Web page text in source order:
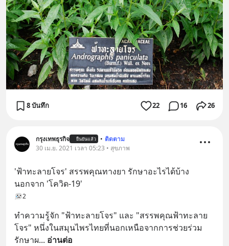
8 บันทึก 22 16 26
กรุงเทพธุรกิจ ยืนยันแล้ว • ติดตาม
30 เม.ย. 2021 เวลา 05:23 • สุขภาพ
'ฟ้าทะลายโจร' สรรพคุณทางยา รักษาอะไรได้บ้าง
นอกจาก 'โควิด-19'
2
ทำความรู้จัก "ฟ้าทะลายโจร" และ "สรรพคุณฟ้าทะลาย
โจร" หนึ่งในสมุนไพรไทยที่นอกเหนือจากการช่วยร่วม
รักษาผ... อ่านต่อ